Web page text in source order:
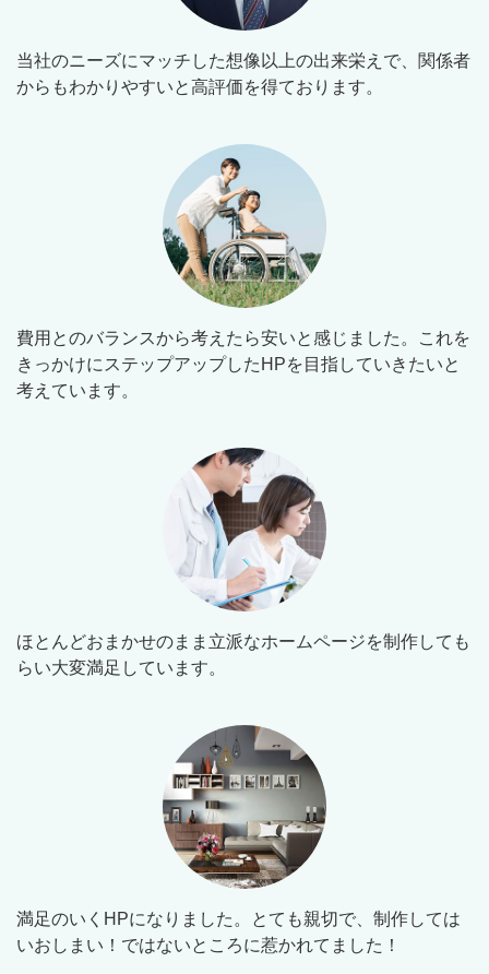
当社のニーズにマッチした想像以上の出来栄えで、関係者
からもわかりやすいと高評価を得ております。
費用とのバランスから考えたら安いと感じました。これを
きっかけにステップアップしたHPを目指していきたいと
考えています。
ほとんどおまかせのまま立派なホームページを制作しても
らい大変満足しています。
満足のいくHPになりました。とても親切で、制作しては
いおしまい！ではないところに惹かれてました！